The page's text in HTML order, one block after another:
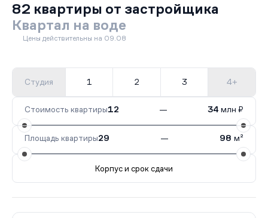
82 квартиры от застройщика
Квартал на воде
Цены действительны на 09.08
Студия 1 2 3 4+
Стоимость квартиры12 — 34 млн ₽
Площадь квартиры29 — 98 м²
Корпус и срок сдачи
582 кв.IV кв. 2028